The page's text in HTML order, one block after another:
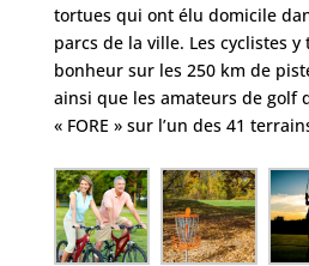
tortues qui ont élu domicile
parcs de la ville. Les cyclistes
bonheur sur les 250 km de
ainsi que les amateurs de golf
« FORE » sur l’un des41